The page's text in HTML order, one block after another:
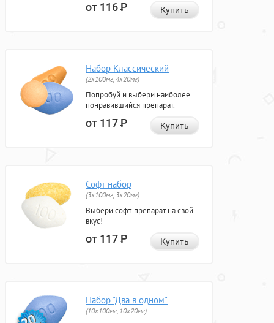
от 116Р Купить
Набор Классический
(2x100мг, 4x20мг)
Попробуй и выбери наиболее
понравившийся препарат.
от 117Р Купить
Софт набор
(3x100мг, 3x20мг)
Выбери софт-препарат на свой
вкус!
от 117Р Купить
Набор "Два в одном"
(10x100мг, 10x20мг)